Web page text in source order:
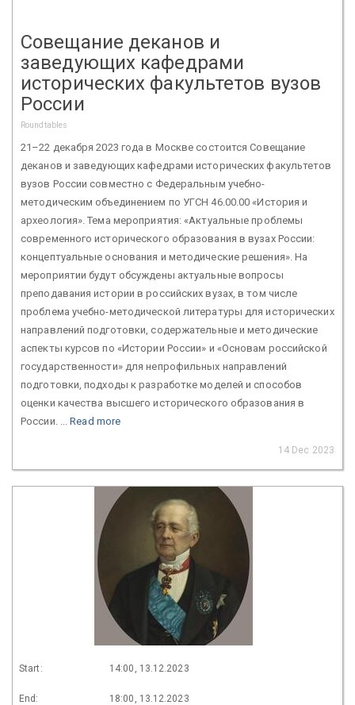
Совещание деканов и
заведующих кафедрами
исторических факультетов вузов
России
Roundtables
21–22 декабря 2023 года в Москве состоится Совещание
деканов и заведующих кафедрами исторических факультетов
вузов России совместно с Федеральным учебно-
методическим объединением по УГСН 46.00.00 «История и
археология». Тема мероприятия: «Актуальные проблемы
современного исторического образования в вузах России:
концептуальные основания и методические решения». На
мероприятии будут обсуждены актуальные вопросы
преподавания истории в российских вузах, в том числе
проблема учебно-методической литературы для исторических
направлений подготовки, содержательные и методические
аспекты курсов по «Истории России» и «Основам российской
государственности» для непрофильных направлений
подготовки, подходы к разработке моделей и способов
оценки качества высшего исторического образования в
России. ...Read more
14 Dec 2023
Start: 14:00, 13.12.2023
End: 18:00, 13.12.2023